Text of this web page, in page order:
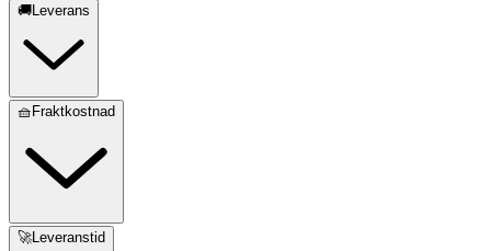
🚚Leverans
🧺Fraktkostnad
🚀Leveranstid